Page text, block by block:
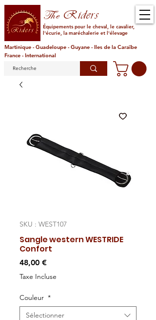
TheRiders
Équipements pour le cheval, le cavalier,
l'écurie, la maréchalerie et l'élevage
Martinique - Guadeloupe - Guyane - Iles de la Caraïbe
France - International
SKU : WEST107
Sangle western WESTRIDE
Confort
48,00 €Prix
Taxe Incluse
Couleur *
Sélectionner